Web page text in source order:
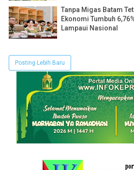
Tanpa Migas Batam
Ekonomi Tumbuh
Lampaui Nasional
Posting Lebih Baru